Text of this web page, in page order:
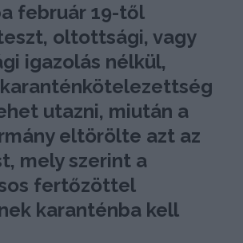
február 19-től
oltottsági, vagy
igazolás nélkül,
utazni, miután a
eltörölte azt az
mely szerint a
fertőzöttel
karanténba kell